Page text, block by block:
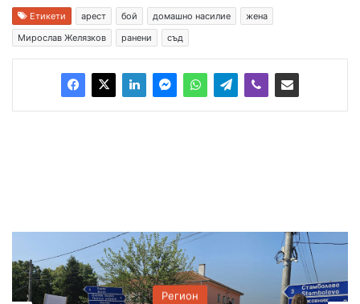
Етикети арест бой домашно насилие
жена
Мирослав Желязков
ранени съд
Регион